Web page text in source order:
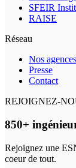
SFEIR
RAISE
Réseau
Nos agences
Presse
Contact
REJOIGNEZ-
850+
Rejoignez une
coeur de tout.